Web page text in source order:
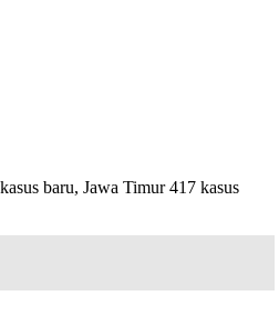
baru, Jawa Timur 417 kasus